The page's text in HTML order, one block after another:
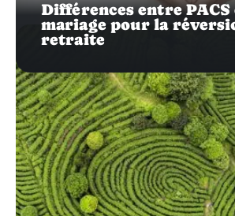
Différences entre PACS
mariage pour la
retraite